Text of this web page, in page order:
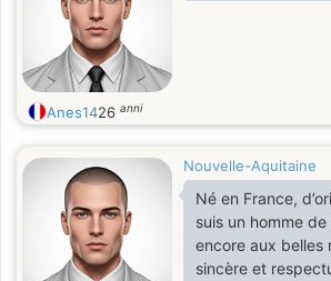
Anes1426 anni
Nouvelle-Aquitaine
Né en France,
suis un homme
encore aux belles
sincère et